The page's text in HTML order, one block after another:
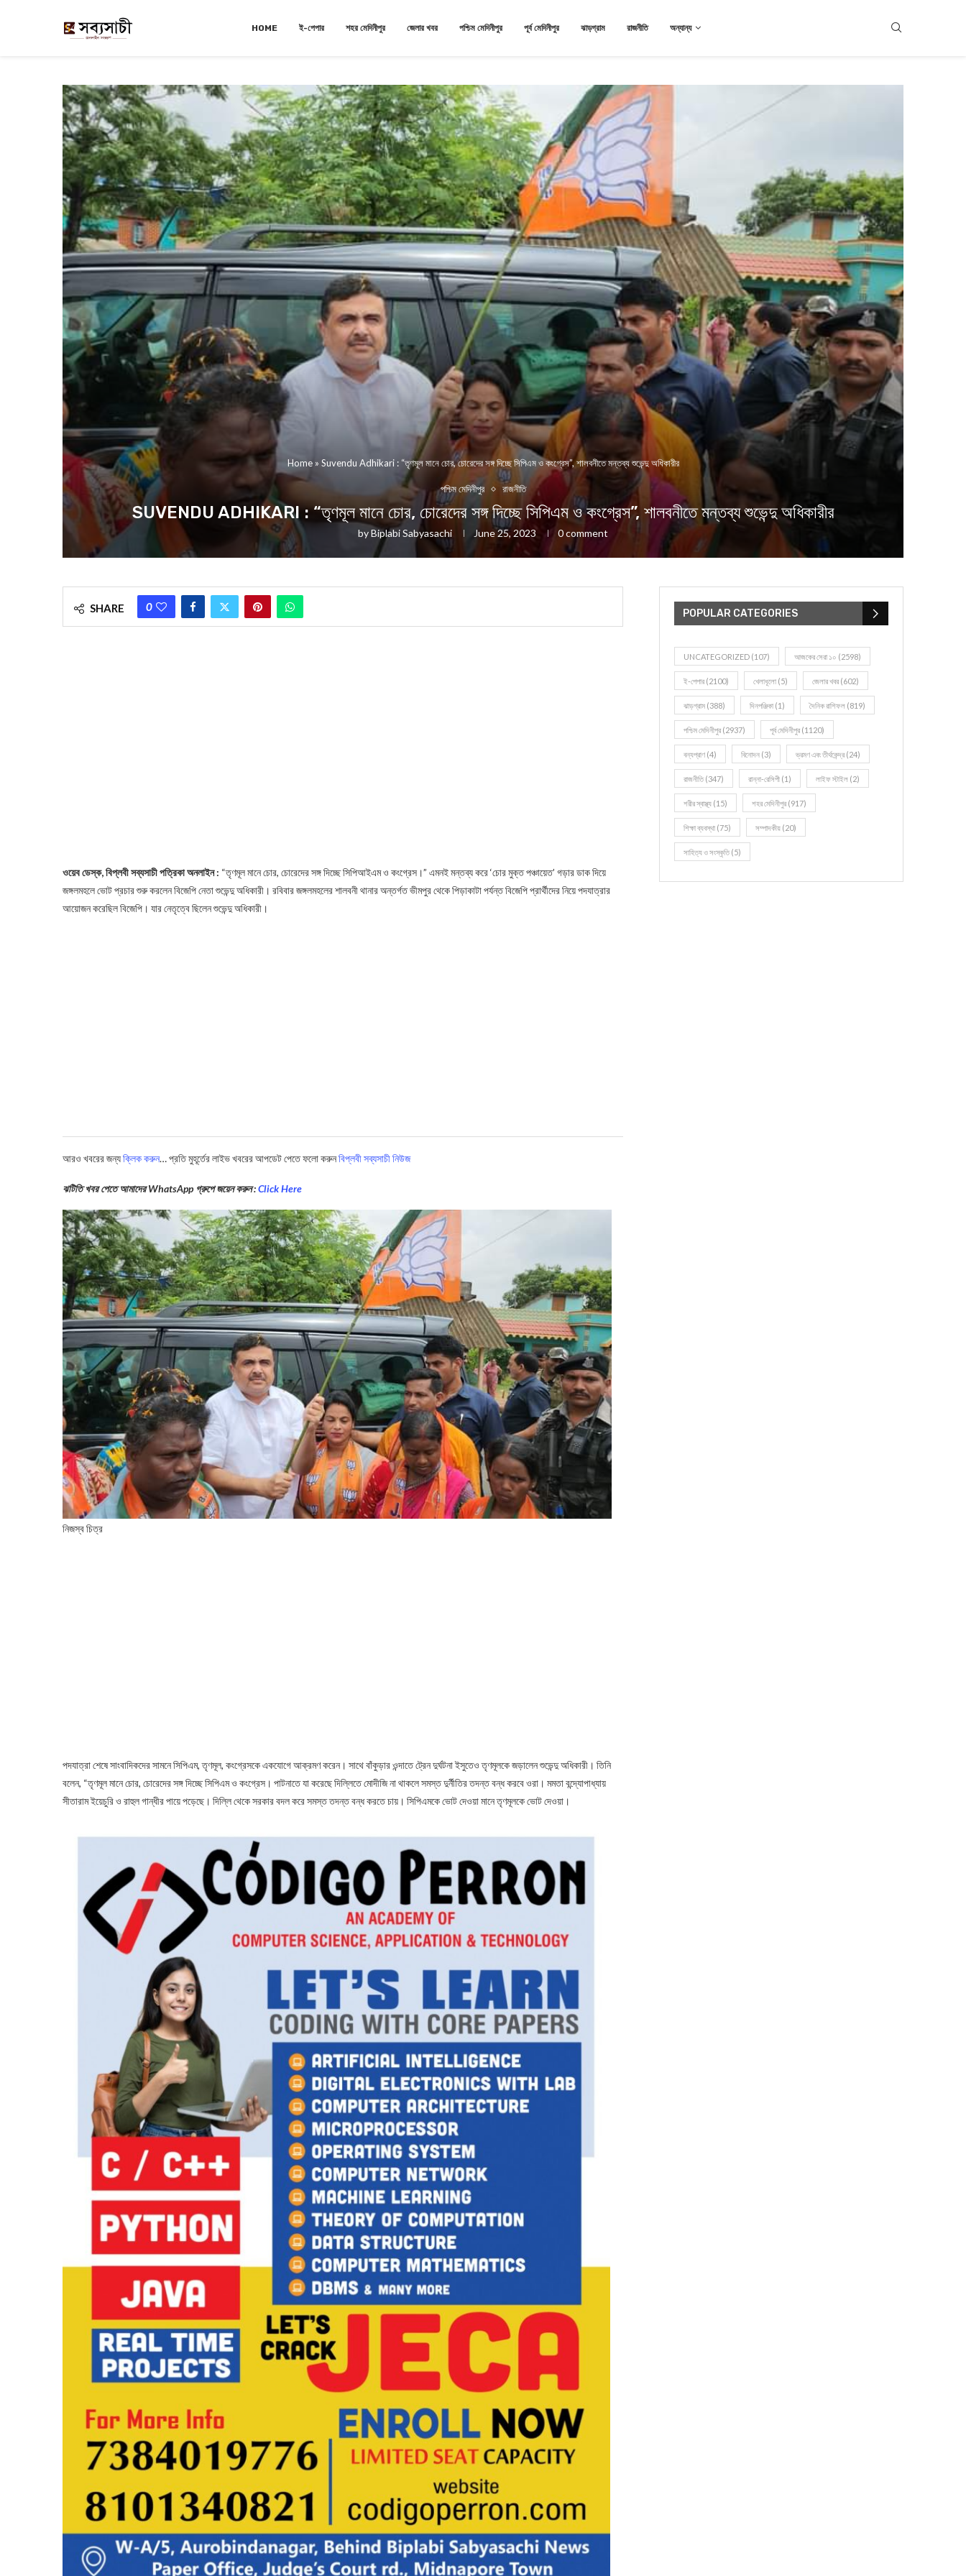
HOME ই-পেপার শহর মেদিনীপুর জেলার খবর পশ্চিম মেদিনীপুর পূর্ব মেদিনীপুর ঝাড়গ্রাম রাজনীতি অন্যান্য
Home» Suvendu Adhikari : “তৃণমূল মানে চোর, চোরেদের সঙ্গ দিচ্ছে সিপিএম ও কংগ্রেস”, শালবনীতে মন্তব্য শুভেন্দু অধিকারীর
পশ্চিম মেদিনীপুর রাজনীতি
SUVENDU ADHIKARI : “তৃণমূল মানে চোর, চোরেদের সঙ্গ দিচ্ছে সিপিএম ও কংগ্রেস”, শালবনীতে মন্তব্য শুভেন্দু অধিকারীর
byBiplabi Sabyasachi June 25, 2023 0 comment
SHARE 0
ওয়েব ডেস্ক, বিপ্লবী সব্যসাচী পত্রিকা অনলাইন : “তৃণমূল মানে চোর, চোরেদের সঙ্গ দিচ্ছে সিপিআইএম ও কংগ্রেস।” এমনই মন্তব্য করে ‘চোর মুক্ত পঞ্চায়েত’ গড়ার ডাক দিয়ে
জঙ্গলমহলে ভোট প্রচার শুরু করলেন বিজেপি নেতা শুভেন্দু অধিকারী। রবিবার জঙ্গলমহলের শালবনী থানার অন্তর্গত ভীমপুর থেকে পিড়াকাটা পর্যন্ত বিজেপি প্রার্থীদের নিয়ে পদযাত্রার
আয়োজন করেছিল বিজেপি। যার নেতৃত্বে ছিলেন শুভেন্দু অধিকারী।
আরও খবরের জন্যক্লিক করুন… প্রতি মুহূর্তের লাইভ খবরের আপডেট পেতে ফলো করুনবিপ্লবী সব্যসাচী নিউজ
ঝটিতি খবর পেতে আমাদের WhatsApp গ্রুপে জয়েন করুন :Click Here
নিজস্ব চিত্র
পদযাত্রা শেষে সাংবাদিকদের সামনে সিপিএম, তৃণমূল, কংগ্রেসকে একযোগে আক্রমণ করেন। সাথে বাঁকুড়ার ওন্দাতে ট্রেন দুর্ঘটনা ইসুতেও তৃণমূলকে জড়ালেন শুভেন্দু অধিকারী। তিনি
বলেন, “তৃণমূল মানে চোর, চোরেদের সঙ্গ দিচ্ছে সিপিএম ও কংগ্রেস। পাটনাতে যা করেছে দিল্লিতে মোদীজি না থাকলে সমস্ত দুর্নীতির তদন্ত বন্ধ করবে ওরা। মমতা বন্দ্যোপাধ্যায়
সীতারাম ইয়েচুরি ও রাহুল গান্ধীর পায়ে পড়েছে। দিল্লি থেকে সরকার বদল করে সমস্ত তদন্ত বন্ধ করতে চায়। সিপিএমকে ভোট দেওয়া মানে তৃণমূলকে ভোট দেওয়া।
POPULAR CATEGORIES
UNCATEGORIZED (107) আজকের সেরা ১০ (2598)
ই-পেপার (2100) খেলাধূলো (5) জেলার খবর (602)
ঝাড়গ্রাম (388) দিনপঞ্জিকা (1) দৈনিক রাশিফল (819)
পশ্চিম মেদিনীপুর (2937) পূর্ব মেদিনীপুর (1120)
বন্যপ্রাণ (4) বিনোদন (3) ভ্রমণ এবং তীর্থকেন্দ্র (24)
রাজনীতি(347) রান্না-রেসিপী (1) লাইফ স্টাইল (2)
শরীর স্বাস্থ্য (15) শহর মেদিনীপুর (917)
শিক্ষা ব্যবস্থা (75) সম্পাদকীয় (20)
সাহিত্য ও সংস্কৃতি(5)